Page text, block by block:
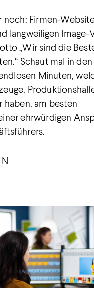
noch: Firmen-
langweiligen Image-
„Wir sind die
Schaut mal in den
Minuten,
haben, am besten
ehrwürdigen